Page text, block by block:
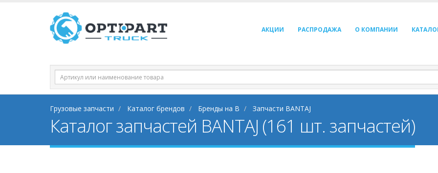
АКЦИИ РАСПРОДАЖА О КОМПАНИИ
Грузовые запчасти Каталог брендов Бренды на B Запчасти BANTAJ
Каталог запчастей BANTAJ (161 шт. запчастей)